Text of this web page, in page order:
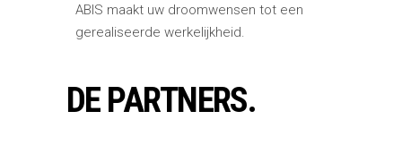
ABIS maakt uw droomwensen tot een
gerealiseerde werkelijkheid.
DE PARTNERS.